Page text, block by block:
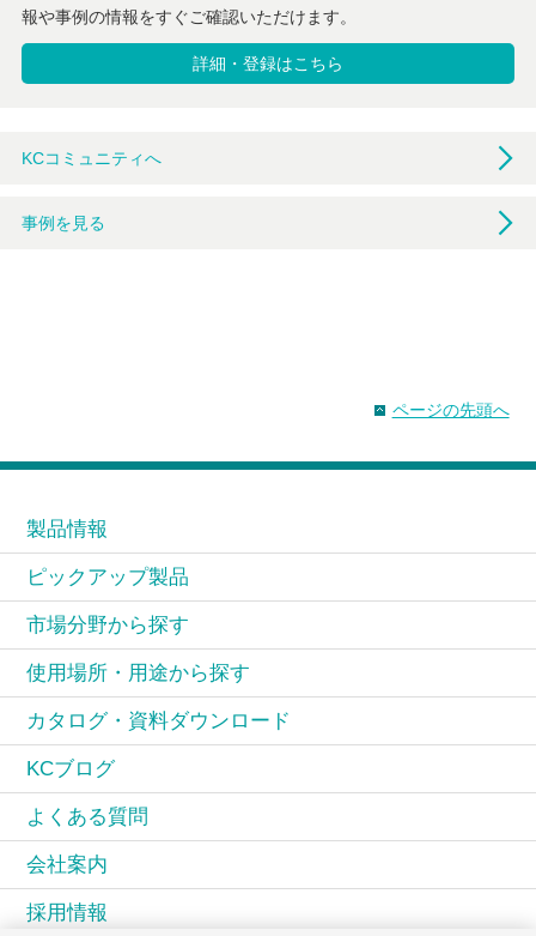
報や事例の情報をすぐご確認いただけます。
詳細・登録はこちら
KCコミュニティへ
事例を見る
ページの先頭へ
製品情報
ピックアップ製品
市場分野から探す
使用場所・用途から探す
カタログ・資料ダウンロード
KCブログ
よくある質問
会社案内
採用情報